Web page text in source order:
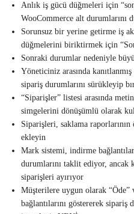
Anlık iş gücü düğmeleri için
WooCommerce alt durumlarını
Sorunsuz bir yerine getirme iş
düğmelerini biriktirmek için
Sonraki durumlar nedeniyle
Yöneticiniz arasında
sipariş durumlarını sürükleyip
“Siparişler” listesi arasında
simgelerini dönüşümlü olarak
Siparişleri, saklama
ekleyin
Mark sistemi, indirme
durumlarını taklit ediyor, ancak
siparişleri ayırıyor
Müşterilere uygun olarak “Öde”
bağlantılarını göstererek